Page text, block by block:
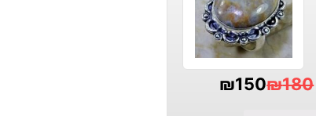
₪180
₪150